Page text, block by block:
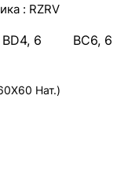
: RZRV
BD4, 6 BC6, 6
Нат.)